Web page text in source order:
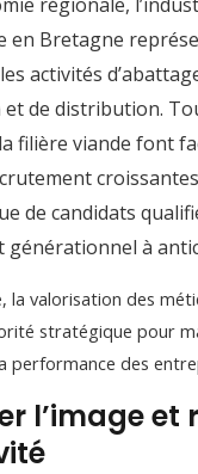
régionale,
en Bretagne
activités
de distribution.
filière viande font
de candidats
générationnel à
la valorisation des
stratégique pour
performance des
l’image et